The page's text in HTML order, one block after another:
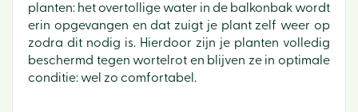
planten: het overtollige water in de balkonbak wordt
erin opgevangen en dat zuigt je plant zelf weer op
zodra dit nodig is. Hierdoor zijn je planten volledig
beschermd tegen wortelrot en blijven ze in optimale
conditie: wel zo comfortabel.